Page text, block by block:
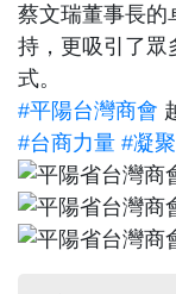
蔡文瑞董事長的
持，更吸引了眾
式。
#平陽台灣商會
#台商力量 #凝